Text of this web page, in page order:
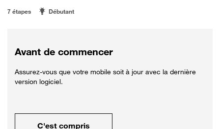
7 étapes Débutant
Avant de commencer
Assurez-vous que votre mobile soit à jour avec la dernière
version logiciel.
C'est compris